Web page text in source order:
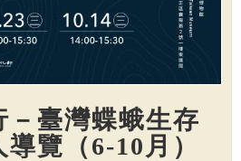
－臺灣蝶蛾生存
覽（6-10月）